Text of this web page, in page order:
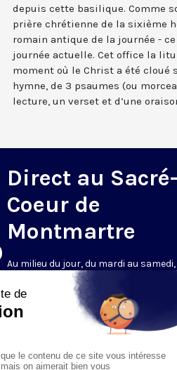
depuis cette basilique. Comme
prière chrétienne de la sixième
romain antique de la journée -
journée actuelle. Cet office la
moment où le Christ a été cloué
hymne, de 3 psaumes (ou
lecture, un verset et d’une
Direct au Sacré-
Coeur de
Montmartre
Au milieu du jour, du mardi au samedi,
diffuse l’office de Sexte des
Sacré-Coeur de Montmartre, depuis
basilique
. Comme son nom l’indique,
est la prière chrétienne de la sixième
du jour, selon le découpage romain
de la journée - ce qui correspond à
notre journée actuelle. Cet office la